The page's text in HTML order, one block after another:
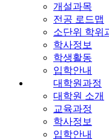
개설과목
전공 로드맵
소단위 학위
학사정보
학생활동
입학안내
대학원과정
대학원 소개
교육과정
학사정보
입학안내